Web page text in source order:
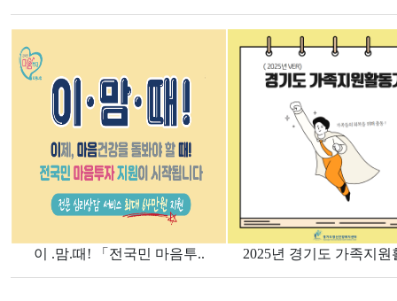
이 .맘.때! 「전국민 마음투.. 2025년 경기도 가족지원